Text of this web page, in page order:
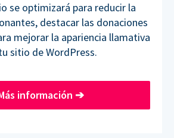
se optimizará para reducir la
destacar las donaciones
mejorar la apariencia llamativa
sitio de WordPress.
información ➔